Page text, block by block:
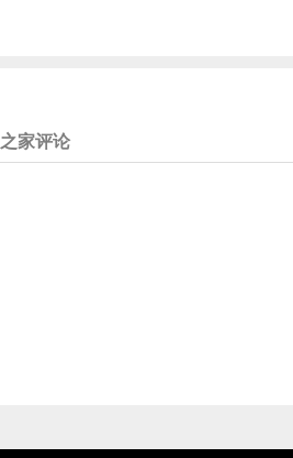
之家评论